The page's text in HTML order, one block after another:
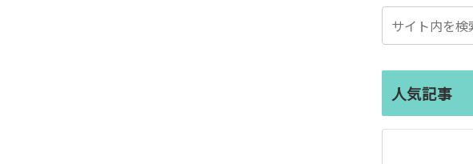
人気記事